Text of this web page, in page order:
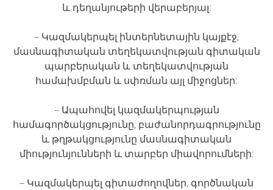
և դեղանյութերի վերաբերյալ:
– Կազմակերպել ինտերնետային կայքէջ,
մասնագիտական տեղեկատվության գիտական
պարբերական և տեղեկատվության
համախմբման և սփռման այլ միջոցներ:
– Ապահովել կազմակերպության
համագործակցությունը, բաժանորդագրությունը
և թղթակցությունը մասնագիտական
միությունյունների և տարբեր միավորումների:
– Կազմակերպել գիտաժողովներ, գործնական